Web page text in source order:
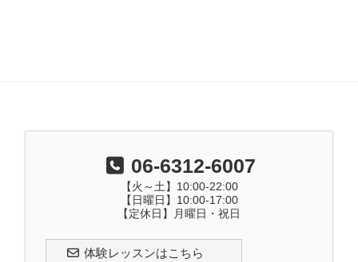
06-6312-6007
【火～土】10:00-22:00
【日曜日】10:00-17:00
【定休日】月曜日・祝日
体験レッスンはこちら